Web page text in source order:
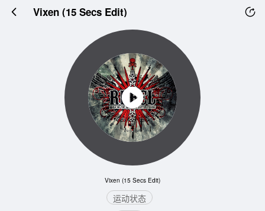
Vixen (15 Secs Edit)
Vixen (15 Secs Edit)
运动状态